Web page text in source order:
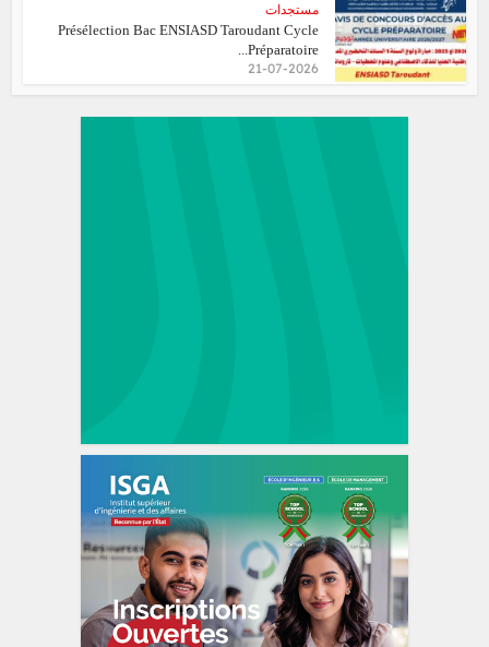
مستجدات
Présélection Bac ENSIASD Taroudant Cycle
Préparatoire...
21-07-2026